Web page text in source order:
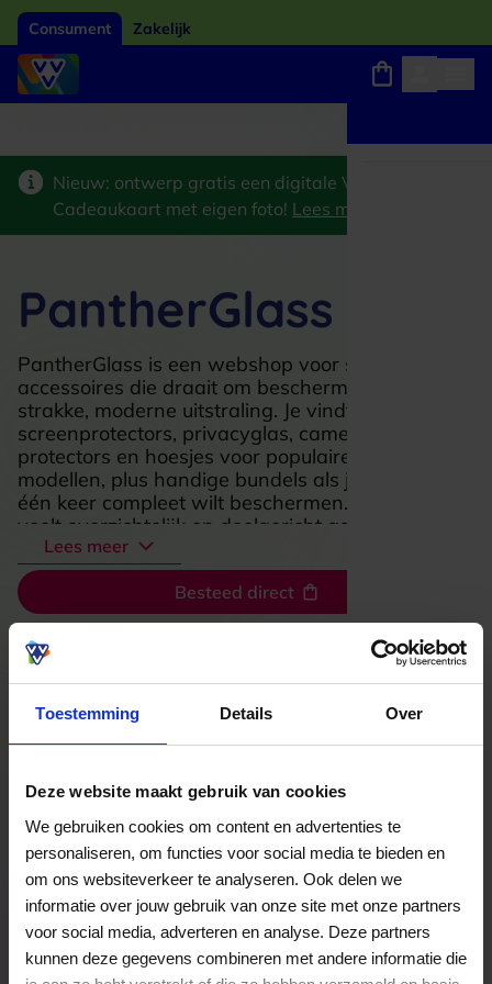
Toestemming Details Over
Deze website maakt gebruik van cookies
We gebruiken cookies om content en advertenties te
personaliseren, om functies voor social media te bieden en
om ons websiteverkeer te analyseren. Ook delen we
informatie over jouw gebruik van onze site met onze partners
voor social media, adverteren en analyse. Deze partners
kunnen deze gegevens combineren met andere informatie die
Consument Zakelijk
Nieuw: ontwerp gratis een digitale VVV
Cadeaukaart met eigen foto! Lees meer
PantherGlass is een webshop voor smartphone-
accessoires die draait om bescherming met een
strakke, moderne uitstraling. Je vindt er vooral
screenprotectors, privacyglas, camera lens
protectors en hoesjes voor populaire iPhone-
modellen, plus handige bundels als je je toestel in
één keer compleet wilt beschermen. De shop
voelt overzichtelijk en doelgericht aan, met veel
aandacht voor stijlvolle bescherming zonder
gedoe. Voor wie zijn telefoon netjes, veilig en
verzorgd wil houden, is dit een fijne plek om snel
de juiste combinatie van bescherming en design
te vinden.
Lees meer
Besteed direct
PantherGlass
Kan ik het saldo in delen besteden?
Ja, je mag het saldo van je VVV
cadeaukaart in delen uitgeven.
Hoelang blijft mijn saldo geldig?